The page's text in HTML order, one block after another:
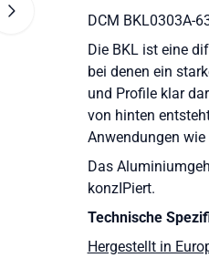
DCM BKL0303A-
Die BKL ist eine
bei denen ein
und Profile klar
von hinten
Anwendungen
Das
konzIPiert.
Technische
Hergestellt in